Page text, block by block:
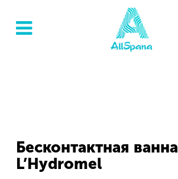
Бесконтактная ванна
L’Hydromel